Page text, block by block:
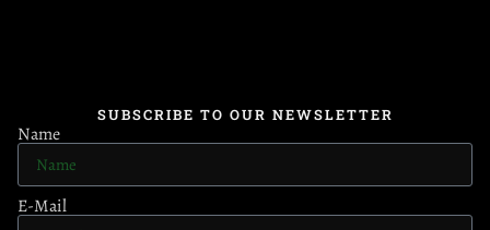
SUBSCRIBE TO OUR NEWSLETTER
Name
E-Mail